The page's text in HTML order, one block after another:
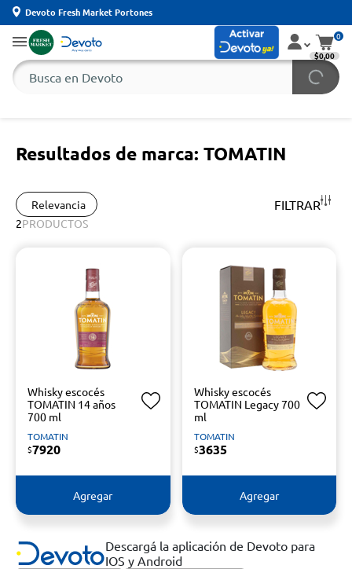
Devoto Fresh Market Portones
0
$0,00
Resultados de marca: TOMATIN
Relevancia FILTRAR
2PRODUCTOS
Whisky escocés
TOMATIN 14 años
700 ml
TOMATIN
$7920
Agregar
Whisky escocés
TOMATIN Legacy 700
ml
TOMATIN
$3635
Agregar
Descargá la aplicación de Devoto para
IOS y Android